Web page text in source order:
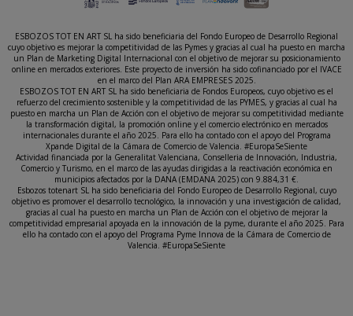
ESBOZOS TOT EN ART SL ha sido beneficiaria del Fondo Europeo de Desarrollo Regional
cuyo objetivo es mejorar la competitividad de las Pymes y gracias al cual ha puesto en marcha
un Plan de Marketing Digital Internacional con el objetivo de mejorar su posicionamiento
online en mercados exteriores. Este proyecto de inversión ha sido cofinanciado por el IVACE
en el marco del Plan ARA EMPRESES 2025.
ESBOZOS TOT EN ART SL ha sido beneficiaria de Fondos Europeos, cuyo objetivo es el
refuerzo del crecimiento sostenible y la competitividad de las PYMES, y gracias al cual ha
puesto en marcha un Plan de Acción con el objetivo de mejorar su competitividad mediante
la transformación digital, la promoción online y el comercio electrónico en mercados
internacionales durante el año 2025. Para ello ha contado con el apoyo del Programa
Xpande Digital de la Cámara de Comercio de Valencia. #EuropaSeSiente
Actividad financiada por la Generalitat Valenciana, Conselleria de Innovación, Industria,
Comercio y Turismo, en el marco de las ayudas dirigidas a la reactivación económica en
municipios afectados por la DANA (EMDANA 2025) con 9.884,31 €.
Esbozos totenart SL ha sido beneficiaria del Fondo Europeo de Desarrollo Regional, cuyo
objetivo es promover el desarrollo tecnológico, la innovación y una investigación de calidad,
gracias al cual ha puesto en marcha un Plan de Acción con el objetivo de mejorar la
competitividad empresarial apoyada en la innovación de la pyme, durante el año 2025. Para
ello ha contado con el apoyo del Programa Pyme Innova de la Cámara de Comercio de
Valencia. #EuropaSeSiente